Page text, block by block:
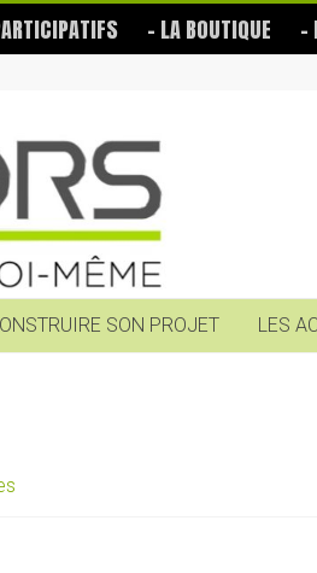
– LA BOUTIQUE –
SON PROJET LES